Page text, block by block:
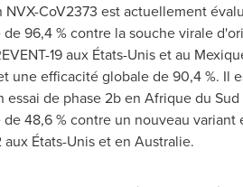
NVX-CoV2373 est actuellement
96,4 % contre la souche virale
19 aux États-Unis et au
une efficacité globale de 90,4 %. Il
essai de phase2ben Afrique du Sud
48,6 % contre un nouveau
aux États-Unis et en Australie.